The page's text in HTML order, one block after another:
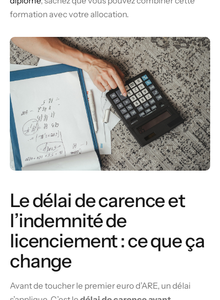
formation avec votre allocation.
Le délai de carence et
l’indemnité de
licenciement : ce que ça
change
Avant de toucher le premier euro d’ARE, un délai